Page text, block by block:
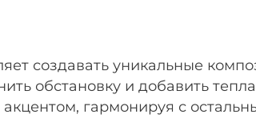
создавать уникальные
обстановку и добавить
гармонируя с